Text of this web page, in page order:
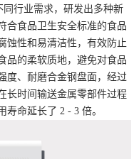
行业需求，研发出多种新
合食品卫生安全标准的食品
蚀性和易清洁性，有效防止
品的柔软质地，避免对食品
度、耐磨合金钢盘面，经过
长时间输送金属零部件过程
命延长了 2 - 3 倍。